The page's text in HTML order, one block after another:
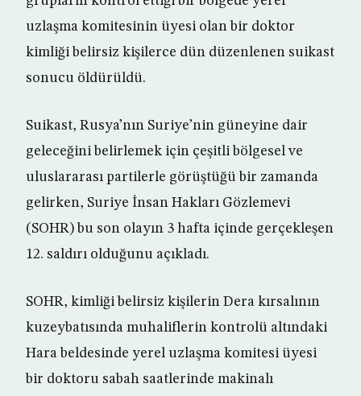
uzlaşma komitesinin üyesi olan bir doktor
kimliği belirsiz kişilerce dün düzenlenen suikast
sonucu öldürüldü.
Suikast, Rusya’nın Suriye’nin güneyine dair
geleceğini belirlemek için çeşitli bölgesel ve
uluslararası partilerle görüştüğü bir zamanda
gelirken, Suriye İnsan Hakları Gözlemevi
(SOHR) bu son olayın 3 hafta içinde gerçekleşen
12. saldırı olduğunu açıkladı.
SOHR, kimliği belirsiz kişilerin Dera kırsalının
kuzeybatısında muhaliflerin kontrolü altındaki
Hara beldesinde yerel uzlaşma komitesi üyesi
bir doktoru sabah saatlerinde makinalı